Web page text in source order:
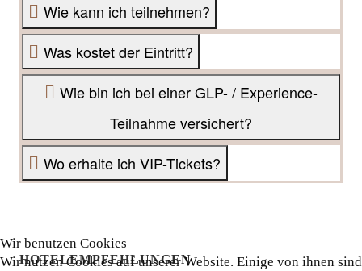
Wie kann ich teilnehmen?
Was kostet der Eintritt?
Wie bin ich bei einer GLP- / Experience-
Teilnahme versichert?
Wo erhalte ich VIP-Tickets?
HOTELEMPFEHLUNGEN
Wir benutzen Cookies
Wir nutzen Cookies auf unserer Website. Einige von ihnen sind